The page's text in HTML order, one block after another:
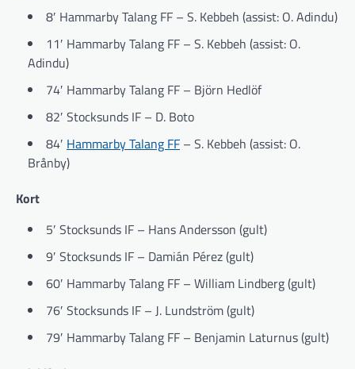
8′ Hammarby Talang FF – S. Kebbeh (assist: O. Adindu)
11′ Hammarby Talang FF – S. Kebbeh (assist: O.
Adindu)
74′ Hammarby Talang FF – Björn Hedlöf
82′ Stocksunds IF – D. Boto
84′ Hammarby Talang FF – S. Kebbeh (assist: O.
Brånby)
Kort
5′ Stocksunds IF – Hans Andersson (gult)
9′ Stocksunds IF – Damián Pérez (gult)
60′ Hammarby Talang FF – William Lindberg (gult)
76′ Stocksunds IF – J. Lundström (gult)
79′ Hammarby Talang FF – Benjamin Laturnus (gult)